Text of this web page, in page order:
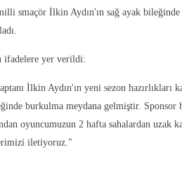
smaçör İlkin Aydın'ın sağ ayak bileğinde
ifadelere yer verildi:
İlkin Aydın'ın yeni sezon hazırlıkları
burkulma meydana gelmiştir. Sponsor
oyuncumuzun 2 hafta sahalardan uzak
iletiyoruz."